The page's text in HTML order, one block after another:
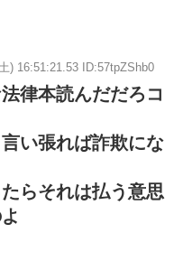
) 16:51:21.53 ID:57tpZShb0
律本読んだだろコ
い張れば詐欺にな
らそれは払う意思